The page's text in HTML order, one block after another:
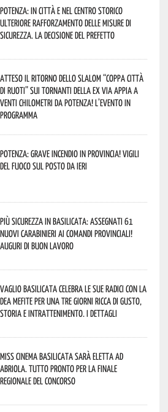
Potenza: in città e nel centro storico
ulteriore rafforzamento delle misure di
sicurezza. La decisione del Prefetto
Atteso il ritorno dello slalom “Coppa Città
di Ruoti” sui tornanti della ex via Appia a
venti chilometri da Potenza! L’evento in
programma
Potenza: grave incendio in Provincia! Vigili
del fuoco sul posto da ieri
Più sicurezza in Basilicata: assegnati 61
nuovi Carabinieri ai Comandi provinciali!
Auguri di buon lavoro
Vaglio Basilicata celebra le sue radici con la
Dea Mefite per una tre giorni ricca di gusto,
storia e intrattenimento. I dettagli
Miss Cinema Basilicata sarà eletta ad
Abriola. Tutto pronto per la finale
regionale del concorso